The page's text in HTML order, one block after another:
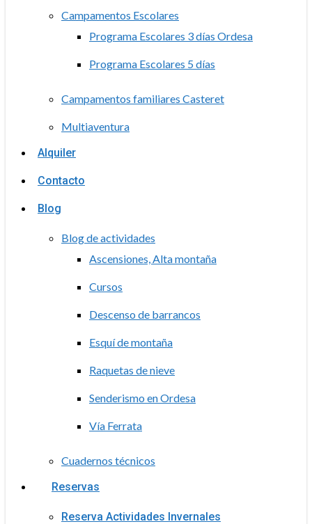
Campamentos Escolares
Programa Escolares 3 días Ordesa
Programa Escolares 5 días
Campamentos familiares Casteret
Multiaventura
Alquiler
Contacto
Blog
Blog de actividades
Ascensiones, Alta montaña
Cursos
Descenso de barrancos
Esquí de montaña
Raquetas de nieve
Senderismo en Ordesa
Vía Ferrata
Cuadernos técnicos
Reservas
Reserva Actividades Invernales